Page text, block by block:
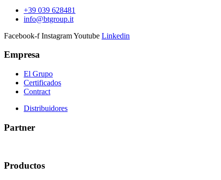
+39 039 628481
info@btgroup.it
Facebook-f InstagramYoutube Linkedin
Empresa
El Grupo
Certificados
Contract
Distribuidores
Partner
Productos